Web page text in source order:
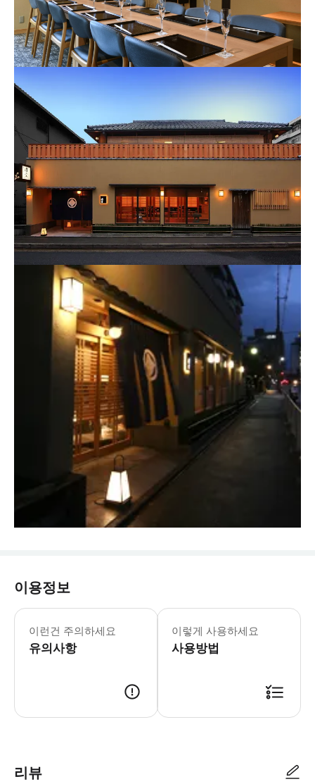
이용정보
이런건 주의하세요
유의사항
이렇게 사용하세요
사용방법
리뷰